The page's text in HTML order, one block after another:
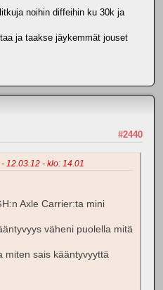
noihin diffeihin ku 30k ja
ja taakse jäykemmät jouset
#2440
12.03.12 - klo: 14.01
Axle Carrier:ta mini
väheni puolella mitä
miten sais kääntyvyyttä